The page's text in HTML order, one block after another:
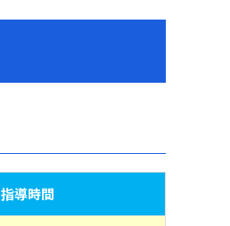
指導時間